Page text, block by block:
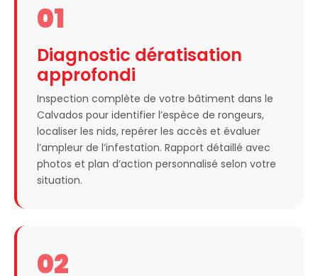
01
Diagnostic dératisation
approfondi
Inspection complète de votre bâtiment dans le
Calvados pour identifier l’espèce de rongeurs,
localiser les nids, repérer les accès et évaluer
l’ampleur de l’infestation. Rapport détaillé avec
photos et plan d’action personnalisé selon votre
situation.
02